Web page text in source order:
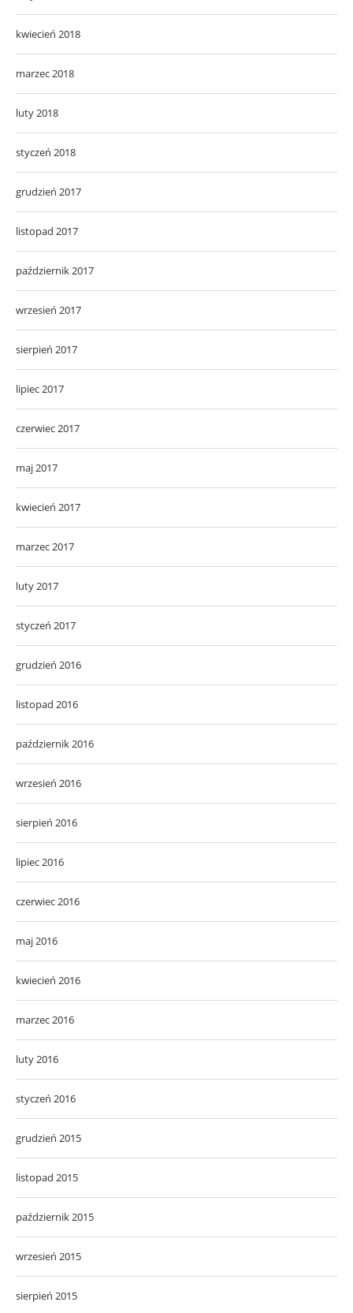
kwiecień 2018
marzec 2018
luty 2018
styczeń 2018
grudzień 2017
listopad 2017
październik 2017
wrzesień 2017
sierpień 2017
lipiec 2017
czerwiec 2017
maj 2017
kwiecień 2017
marzec 2017
luty 2017
styczeń 2017
grudzień 2016
listopad 2016
październik 2016
wrzesień 2016
sierpień 2016
lipiec 2016
czerwiec 2016
maj 2016
kwiecień 2016
marzec 2016
luty 2016
styczeń 2016
grudzień 2015
listopad 2015
październik 2015
wrzesień 2015
sierpień 2015